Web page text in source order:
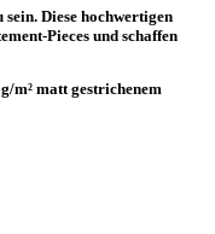
sein. Diese hochwertigen
Pieces und schaffen
m² matt gestrichenem